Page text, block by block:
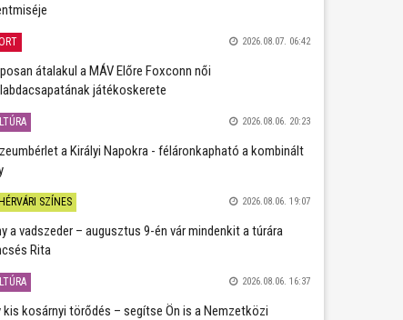
2026.08.07. 06:42
átalakul a MÁV Előre Foxconn női
játékoskerete
2026.08.06. 20:23
a Királyi Napokra - féláronkapható a kombinált
SZÍNES 2026.08.06. 19:07
a vadszeder – augusztus 9-én vár mindenkit a túrára
Rita
2026.08.06. 16:37
kis kosárnyi törődés – segítse Ön is a Nemzetközi